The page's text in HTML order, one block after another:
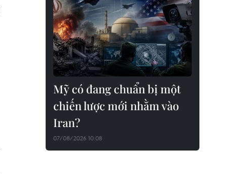
Mỹ có đang chuẩn bị một
chiến lược mới nhằm vào
Iran?
07/08/2026 10:08